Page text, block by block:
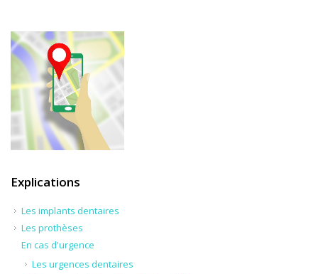
Explications
Les implants dentaires
Les prothèses
En cas d'urgence
Les urgences dentaires